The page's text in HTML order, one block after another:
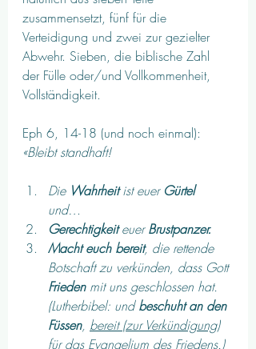
zusammensetzt, fünf für die
Verteidigung und zwei zur gezielter
Abwehr. Sieben, die biblische Zahl
der Fülle oder/und Vollkommenheit,
Vollständigkeit.
Eph 6, 14-18 (und noch einmal):
«Bleibt standhaft!
Die Wahrheit ist euer Gürtel
und…
Gerechtigkeit euer Brustpanzer.
Macht euch bereit, die rettende
Botschaft zu verkünden, dass Gott
Frieden mit uns geschlossen hat.
(Lutherbibel: und beschuht an den
Füssen, bereit (zur Verkündigung)
für das Evangelium des Friedens.)